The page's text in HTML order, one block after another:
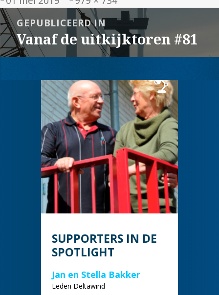
op
grootte
Bericht
navigatieGEPUBLICEERD IN
Vanaf de uitkijktoren #81
SUPPORTERS IN DE
SPOTLIGHT
Jan en Stella Bakker
Leden Deltawind